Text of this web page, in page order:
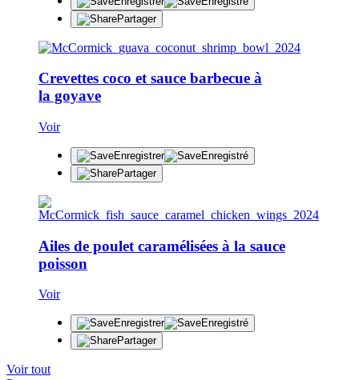
Partager
Crevettes coco et sauce barbecue à
la goyave
Voir
Enregistrer
Enregistré
Partager
Ailes de poulet caramélisées à la sauce
poisson
Voir
Enregistrer
Enregistré
Partager
Voir tout